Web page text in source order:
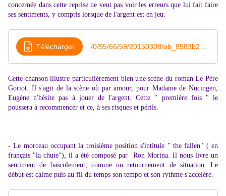
concernée dans cette reprise ne veut pas voir les erreurs que lui fait faire
ses sentiments, y compris lorsque de l'argent est en jeu.
Télécharger
Cette chanson illustre particulièrement bien une scène du roman Le Père
Goriot. Il s'agit de la scène où par amour, pour Madame de Nucingen,
Eugène n'hésite pas à jouer de l'argent. Cette " première fois " le
poussera à recommencer et ce, à ses risques et périls.
- Le morceau occupant la troisième position s'intitule " the fallen" ( en
français "la chute"), il a été composé par Ron Morina. Il nous livre un
sentiment de basculement, comme un retournement de situation. Le
début est calme puis au fil du temps son tempo et son rythme s'accelère.